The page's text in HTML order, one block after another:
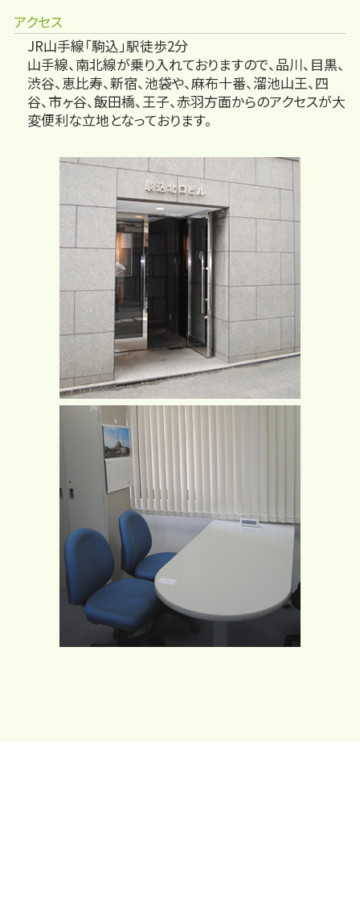
アクセス
JR山手線「駒込」駅徒歩2分
山手線、南北線が乗り入れておりますので、品川、目黒、
渋谷、恵比寿、新宿、池袋や、麻布十番、溜池山王、四
谷、市ヶ谷、飯田橋、王子、赤羽方面からのアクセスが大
変便利な立地となっております。